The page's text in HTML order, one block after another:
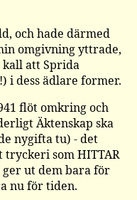
och hade därmed
omgivning yttrade,
att Sprida
i dess ädlare former.
flöt omkring och
Äktenskap ska
nygifta tu) - det
tryckeri som HITTAR
ger ut dem bara för
nu för tiden.